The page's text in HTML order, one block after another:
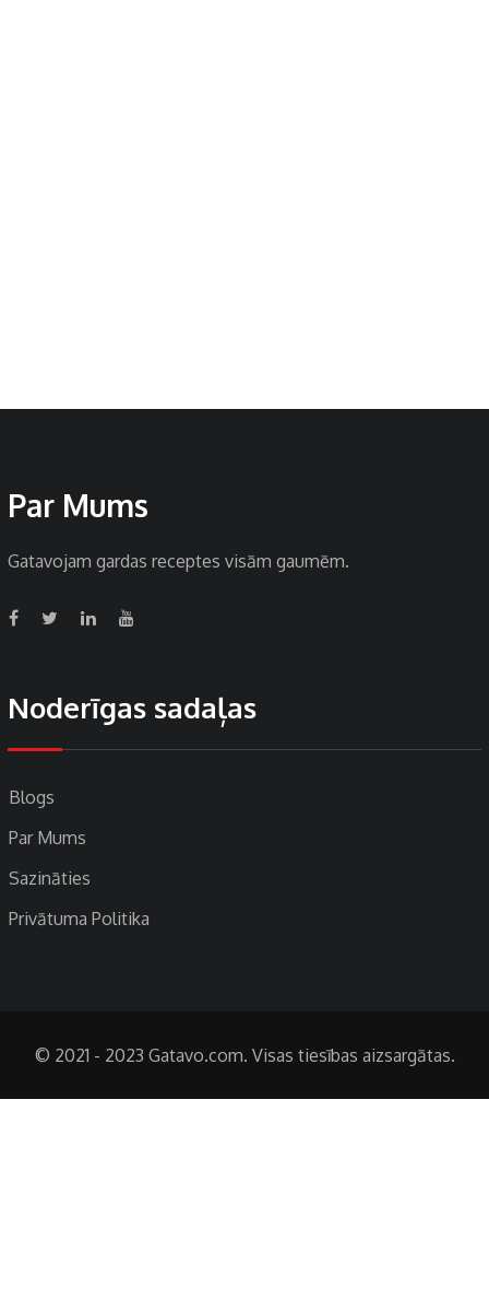
Par Mums
Gatavojam gardas receptes visām gaumēm.
Noderīgas sadaļas
Blogs
Par Mums
Sazināties
Privātuma Politika
© 2021 - 2023 Gatavo.com. Visas tiesības aizsargātas.